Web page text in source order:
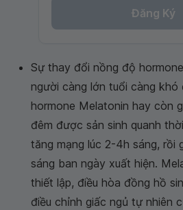
Đăng Ký
Sự thay đổi nồng độ
người càng lớn tuổi càng khó
hormone Melatonin hay còn
đêm được sản sinh quanh
tăng mạng lúc 2-4h sáng, rồi
sáng ban ngày xuất hiện.
thiết lập, điều hòa đồng hồ
điều chỉnh giấc ngủ tự nhiên